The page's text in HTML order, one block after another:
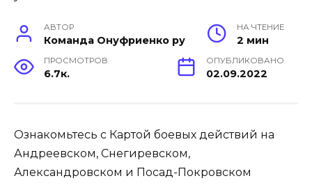
АВТОР
Команда Онуфриенко ру
НА ЧТЕНИЕ
2 мин
ПРОСМОТРОВ
6.7к.
ОПУБЛИКОВАНО
02.09.2022
Ознакомьтесь с Картой боевых действий на
Андреевском, Снегиревском,
Александровском и Посад-Покровском